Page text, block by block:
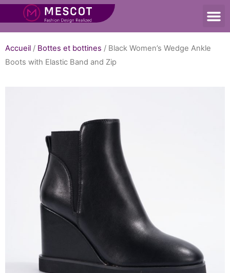
Accueil / Bottes et bottines / Black Women’s Wedge Ankle
Boots with Elastic Band and Zip